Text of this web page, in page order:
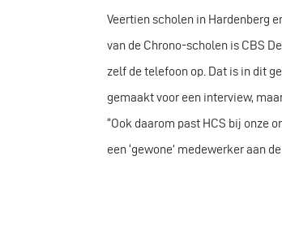
Veertien scholen in Hardenberg
van de Chrono-scholen is CBS
zelf de telefoon op. Dat is in dit
gemaakt voor een interview,
“Ook daarom past HCS bij onze
een ‘gewone’ medewerker aan